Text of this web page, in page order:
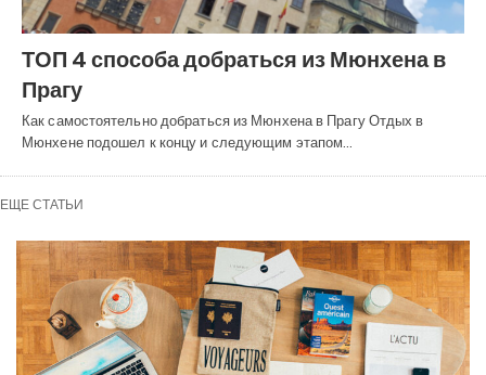
ТОП 4 способа добраться из Мюнхена в
Прагу
Как самостоятельно добраться из Мюнхена в Прагу Отдых в
Мюнхене подошел к концу и следующим этапом…
ЕЩЕ СТАТЬИ